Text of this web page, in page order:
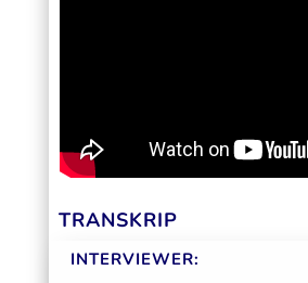
TRANSKRIP
INTERVIEWER: